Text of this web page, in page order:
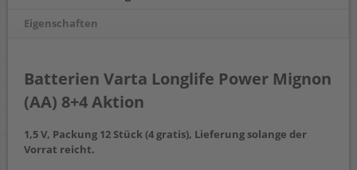
Eigenschaften
Batterien Varta Longlife Power Mignon
(AA) 8+4 Aktion
1,5 V, Packung 12 Stück (4 gratis), Lieferung solange der
Vorrat reicht.